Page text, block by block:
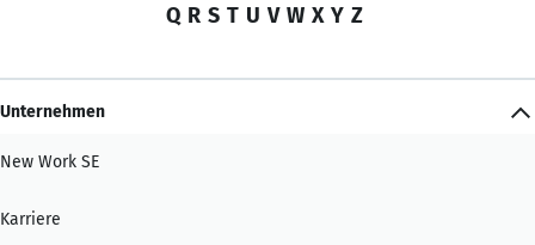
Q R S T U V W X Y Z
Unternehmen
New Work SE
Karriere